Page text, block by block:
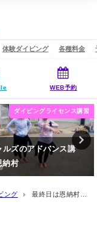
体験ダイビング 各種料金
WEB予約
ダイビングライセンス講習
村の人気ダイビングス
ドバンス講習
ング
最終日は恩納村で